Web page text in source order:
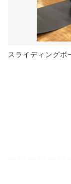
スライディングボ